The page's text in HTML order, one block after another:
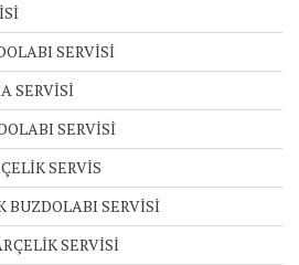
SERVİSİ
SERVİSİ
SERVİSİ
SERVİS
BUZDOLABI SERVİSİ
SERVİSİ